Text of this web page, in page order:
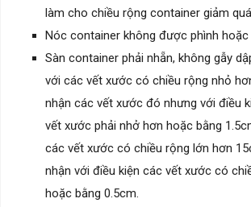
làm cho chiều rộng container giảm
Nóc container không được phình hoặc
Sàn container phải nhẵn, không gẫy
với các vết xước có chiều rộng nhỏ
nhận các vết xước đó nhưng với điều
vết xước phải nhở hơn hoặc bằng
các vết xước có chiều rộng lớn hơn
nhận với điều kiện các vết xước có
hoặc bằng 0.5cm.